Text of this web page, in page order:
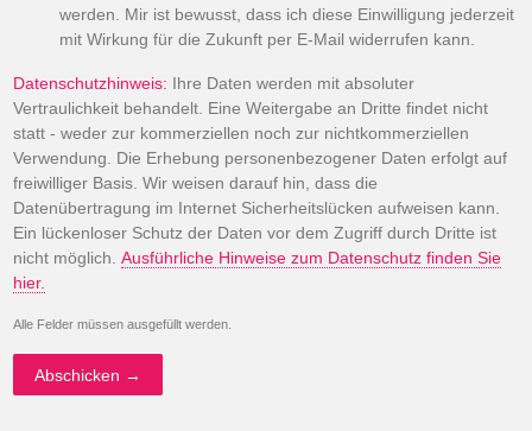
werden. Mir ist bewusst, dass ich diese Einwilligung jederzeit
mit Wirkung für die Zukunft per E-Mail widerrufen kann.
Datenschutzhinweis: Ihre Daten werden mit absoluter
Vertraulichkeit behandelt. Eine Weitergabe an Dritte findet nicht
statt - weder zur kommerziellen noch zur nichtkommerziellen
Verwendung. Die Erhebung personenbezogener Daten erfolgt auf
freiwilliger Basis. Wir weisen darauf hin, dass die
Datenübertragung im Internet Sicherheitslücken aufweisen kann.
Ein lückenloser Schutz der Daten vor dem Zugriff durch Dritte ist
nicht möglich.Ausführliche Hinweise zum Datenschutz finden Sie
hier.
Alle Felder müssen ausgefüllt werden.